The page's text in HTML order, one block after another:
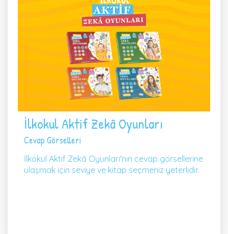
İlkokul Aktif Zekâ Oyunları
Cevap Görselleri
İlkokul Aktif Zekâ Oyunları'nın cevap görsellerine
ulaşmak için seviye ve kitap seçmeniz yeterlidir.